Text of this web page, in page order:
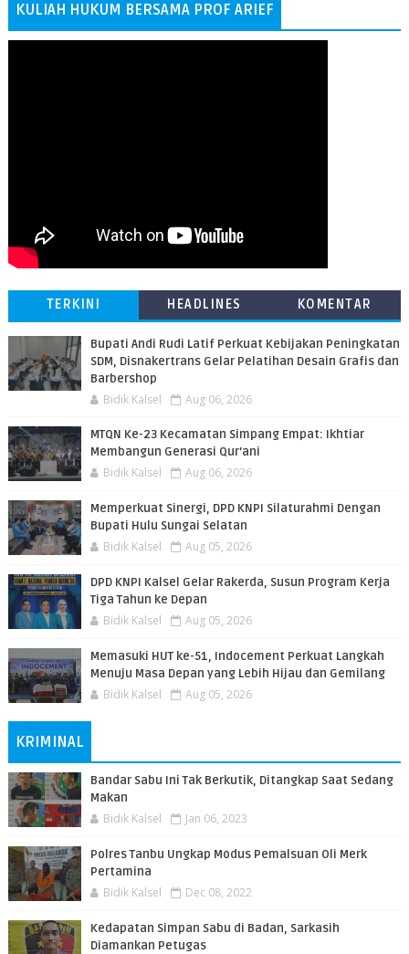
KULIAH HUKUM BERSAMA PROF ARIEF
TERKINI HEADLINES KOMENTAR
Bupati Andi Rudi Latif Perkuat Kebijakan Peningkatan
SDM, Disnakertrans Gelar Pelatihan Desain Grafis dan
Barbershop
Bidik Kalsel Aug 06, 2026
MTQN Ke-23 Kecamatan Simpang Empat: Ikhtiar
Membangun Generasi Qur’ani
Bidik Kalsel Aug 06, 2026
Memperkuat Sinergi, DPD KNPI Silaturahmi Dengan
Bupati Hulu Sungai Selatan
Bidik Kalsel Aug 05, 2026
DPD KNPI Kalsel Gelar Rakerda, Susun Program Kerja
Tiga Tahun ke Depan
Bidik Kalsel Aug 05, 2026
Memasuki HUT ke-51, Indocement Perkuat Langkah
Menuju Masa Depan yang Lebih Hijau dan Gemilang
Bidik Kalsel Aug 05, 2026
KRIMINAL
Bandar Sabu Ini Tak Berkutik, Ditangkap Saat Sedang
Makan
Bidik Kalsel Jan 06, 2023
Polres Tanbu Ungkap Modus Pemalsuan Oli Merk
Pertamina
Bidik Kalsel Dec 08, 2022
Kedapatan Simpan Sabu di Badan, Sarkasih
Diamankan Petugas